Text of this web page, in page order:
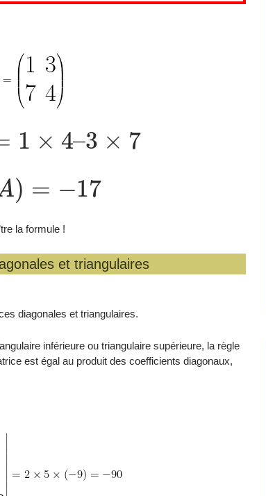
×4 × 7
A)=
la formule !
et triangulaires
diagonales et triangulaires.
inférieure ou triangulaire supérieure, la règle
est égal au produit des coefficients diagonaux,